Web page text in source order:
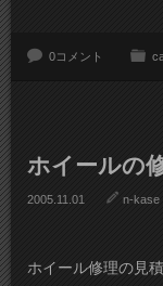
0コメント
ホイールの修
2005.11.01 n-kase
ホイール修理の見